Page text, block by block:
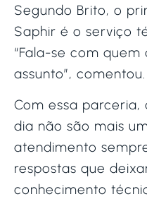
Segundo Brito, o
Saphir é o serviço
“Fala-se com
assunto”, comentou.
Com essa parceria,
dia não são mais
atendimento
respostas que
conhecimento